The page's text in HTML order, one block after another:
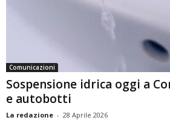
Comunicazioni
Sospensione idrica oggi a
e autobotti
La redazione - 28 Aprile 2026